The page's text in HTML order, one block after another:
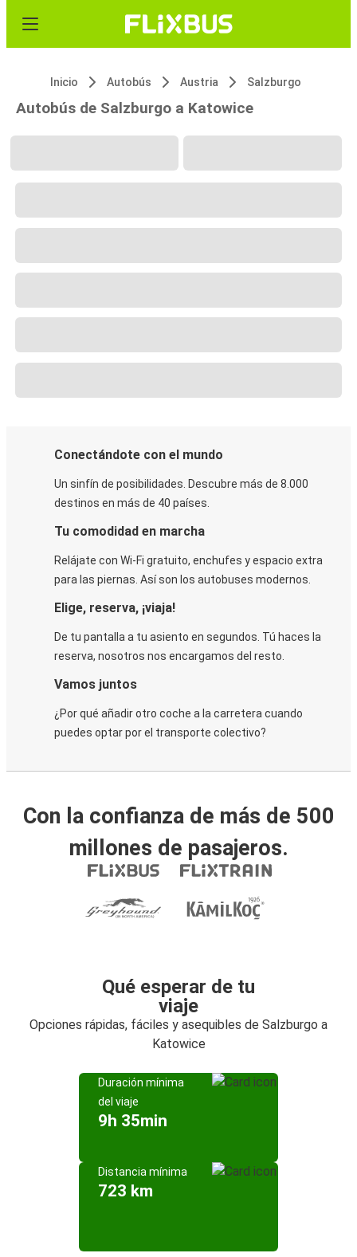
Inicio Autobús Austria Salzburgo
Autobús de Salzburgo a Katowice
Conectándote con el mundo
Un sinfín de posibilidades. Descubre más de 8.000
destinos en más de 40 países.
Tu comodidad en marcha
Relájate con Wi-Fi gratuito, enchufes y espacio extra
para las piernas. Así son los autobuses modernos.
Elige, reserva, ¡viaja!
De tu pantalla a tu asiento en segundos. Tú haces la
reserva, nosotros nos encargamos del resto.
Vamos juntos
¿Por qué añadir otro coche a la carretera cuando
puedes optar por el transporte colectivo?
Con la confianza de más de 500
millones de pasajeros.
Qué esperar de tu
viaje
Opciones rápidas, fáciles y asequibles de Salzburgo a
Katowice
Duración mínima
del viaje
9h 35min
Distancia mínima
723 km